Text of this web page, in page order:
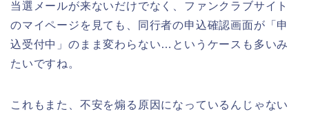
当選メールが来ないだけでなく、ファンクラブサイト
のマイページを見ても、同行者の申込確認画面が「申
込受付中」のまま変わらない…というケースも多いみ
たいですね。
これもまた、不安を煽る原因になっているんじゃない